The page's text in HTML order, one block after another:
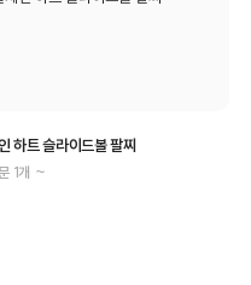
하트 슬라이드볼 팔찌
1개 ~